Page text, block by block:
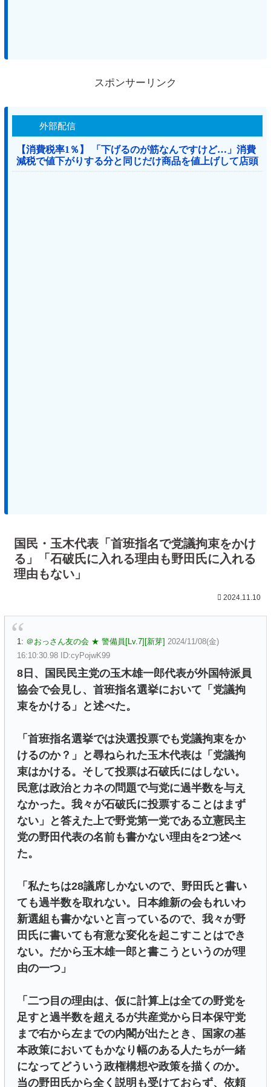
スポンサーリンク
外部配信
【消費税率1％】 「下げるのが筋なんですけど…」消費
減税で値下がりする分と同じだけ商品を値上げして店頭
価格を変えない店も
国民・玉木代表「首班指名で党議拘束をかけ
る」「石破氏に入れる理由も野田氏に入れる
理由もない」
2024.11.10
1: ＠おっさん友の会 ★ 警備員[Lv.7][新芽] 2024/11/08(金)
16:10:30.98 ID:cyPojwK99
8日、国民民主党の玉木雄一郎代表が外国特派員
協会で会見し、首班指名選挙において「党議拘
束をかける」と述べた。
「首班指名選挙では決選投票でも党議拘束をか
けるのか？」と尋ねられた玉木代表は「党議拘
束はかける。そして投票は石破氏にはしない。
民意は政治とカネの問題で与党に過半数を与え
なかった。我々が石破氏に投票することはまず
ない」と答えた上で野党第一党である立憲民主
党の野田代表の名前も書かない理由を2つ述べ
た。
「私たちは28議席しかないので、野田氏と書い
ても過半数を取れない。日本維新の会もれいわ
新選組も書かないと言っているので、我々が野
田氏に書いても有意な変化を起こすことはでき
ない。だから玉木雄一郎と書こうというのが理
由の一つ」
「二つ目の理由は、仮に計算上は全ての野党を
足すと過半数を超えるが共産党から日本保守党
まで右から左までの内閣が出たとき、国家の基
本政策においてもかなり幅のある人たちが一緒
になってどういう政権構想や政策を描くのか。
当の野田氏から全く説明も受けておらず、依頼